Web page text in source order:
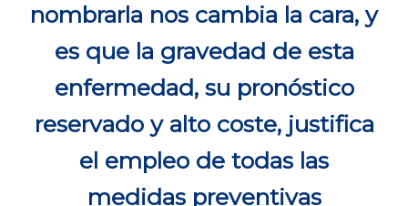
nombrarla nos cambia la cara, y
es que la gravedad de esta
enfermedad, su pronóstico
reservado y alto coste, justifica
el empleo de todas las
medidas preventivas